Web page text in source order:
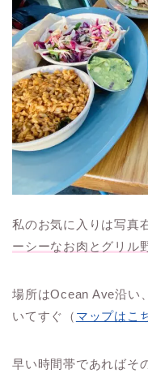
私のお気に入りは写真
ーシーなお肉とグリル
場所はOcean Ave沿い
いてすぐ（ マップはこ
早い時間帯であればそ